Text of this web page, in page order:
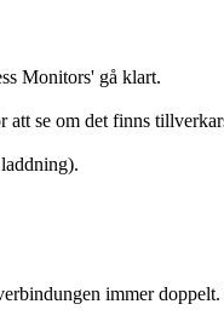
Monitors' gå klart.
se om det finns
immer